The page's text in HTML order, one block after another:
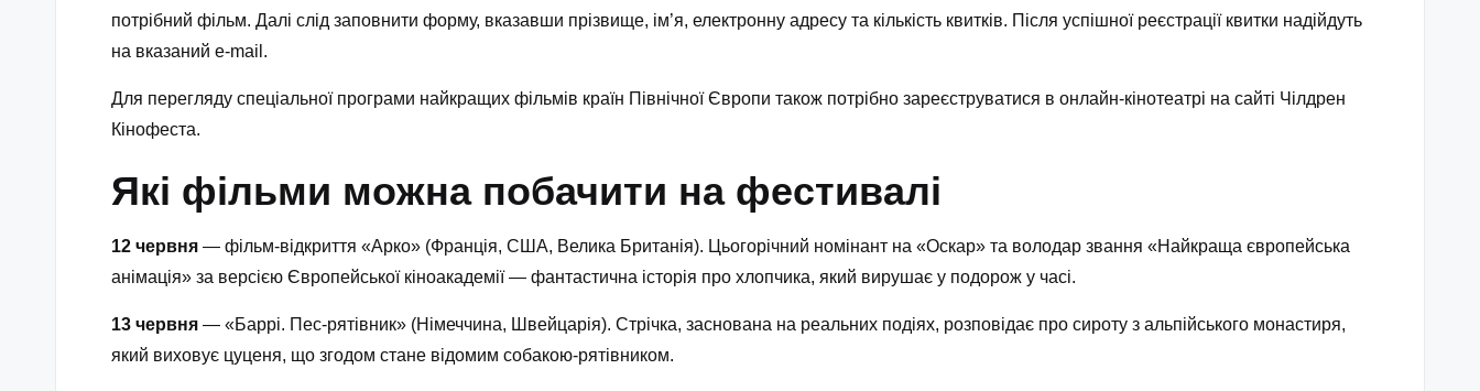
потрібний фільм. Далі слід заповнити форму, вказавши прізвище, ім’я, електронну адресу та кількість квитків. Після успішної реєстрації квитки надійдуть
на вказаний e-mail.
Для перегляду спеціальної програми найкращих фільмів країн Північної Європи також потрібно зареєструватися в онлайн-кінотеатрі на сайті Чілдрен
Кінофеста.
Які фільми можна побачити на фестивалі
12 червня — фільм-відкриття «Арко» (Франція, США, Велика Британія). Цьогорічний номінант на «Оскар» та володар звання «Найкраща європейська
анімація» за версією Європейської кіноакадемії — фантастична історія про хлопчика, який вирушає у подорож у часі.
13 червня — «Баррі. Пес-рятівник» (Німеччина, Швейцарія). Стрічка, заснована на реальних подіях, розповідає про сироту з альпійського монастиря,
який виховує цуценя, що згодом стане відомим собакою-рятівником.